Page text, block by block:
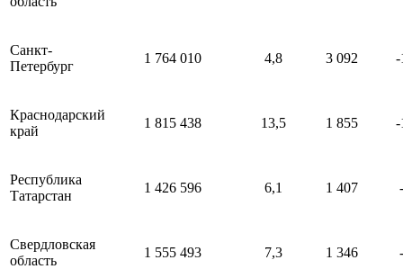
Санкт-
Петербург
1 764 010 4,8 3 092 -
Краснодарский
край
1 815 438 13,5 1 855 -
Республика
Татарстан
1 426 596 6,1 1 407
Свердловская
область
1 555 493 7,3 1 346